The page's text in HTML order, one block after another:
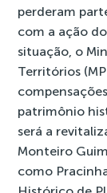
perderam
com a ação
situação, o
Territórios
patrimônio
será a
Monteiro
como